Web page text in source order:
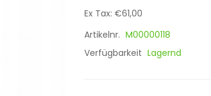
Ex Tax: €61,00
Artikelnr. M00000118
Verfügbarkeit Lagernd